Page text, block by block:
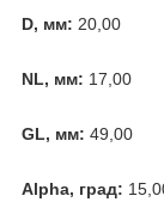
D, мм: 20,00
NL, мм: 17,00
GL, мм: 49,00
Alpha, град: